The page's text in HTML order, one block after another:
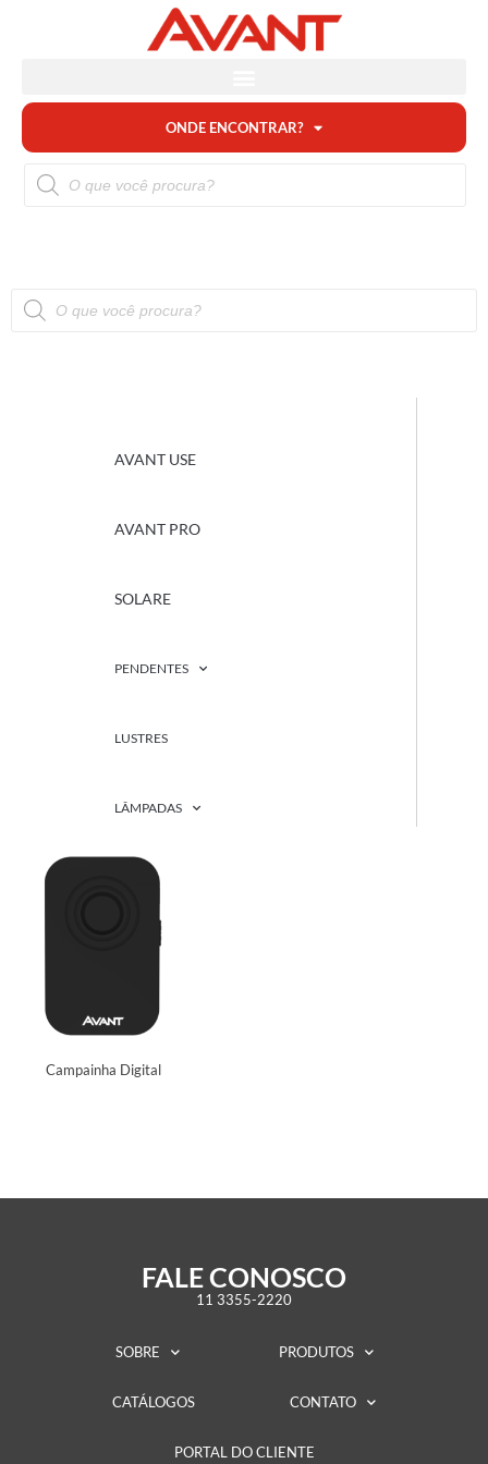
ONDE ENCONTRAR?
AVANT USE
AVANT PRO
SOLARE
PENDENTES
LUSTRES
LÂMPADAS
Campainha Digital
FALE CONOSCO
11 3355-2220
SOBRE PRODUTOS
CATÁLOGOS CONTATO
PORTAL DO CLIENTE